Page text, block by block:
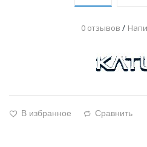
0 отзывов /
g В избранное d Сравнить